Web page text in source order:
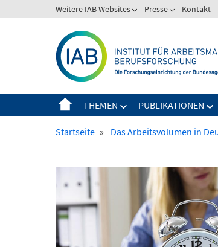
zum
Weitere IAB Websites Presse Kontakt
THEMEN PUBLIKATIONEN
Startseite » Das Arbeitsvolumen in